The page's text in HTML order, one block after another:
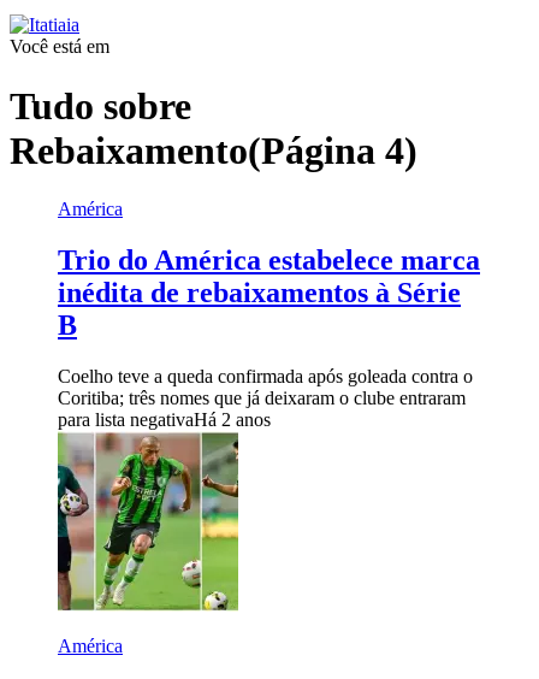
Você está em
Tudo sobre
Rebaixamento(Página 4)
América
Trio do América estabelece marca
inédita de rebaixamentos à Série
B
Coelho teve a queda confirmada após goleada contra o
Coritiba; três nomes que já deixaram o clube entraram
para lista negativaHá 2 anos
América